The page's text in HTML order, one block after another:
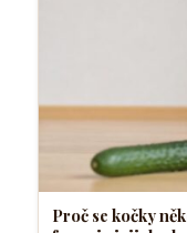
Proč se kočky